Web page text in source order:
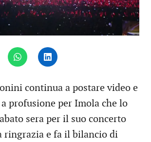
continua a postare video e
profusione per Imola che lo
sera per il suo concerto
ringrazia e fa il bilancio di